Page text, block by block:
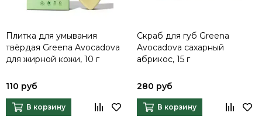
Плитка для умывания
твёрдая Greena Avocadova
для жирной кожи, 10 г
110 руб
В корзину
Скраб для губ Greena
Avocadova сахарный
абрикос, 15 г
280 руб
В корзину